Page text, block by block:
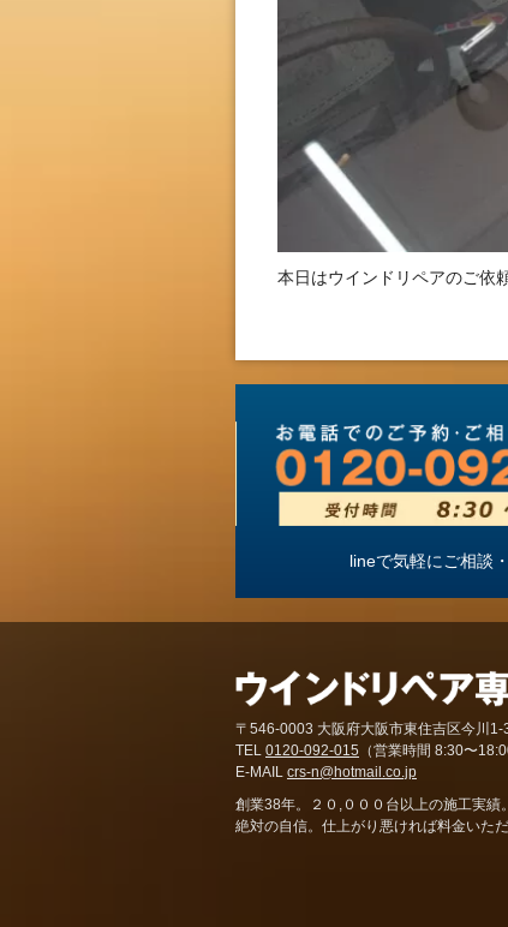
本日はウインドリペアのご依
lineで気軽にご相談
〒546-0003 大阪府大阪市東住吉区今川1-
TEL 0120-092-015 （営業時間 8:30〜
E-MAIL crs-n@hotmail.co.jp
創業38年。２０,０００台以上の施工実績
絶対の自信。仕上がり悪ければ料金いた